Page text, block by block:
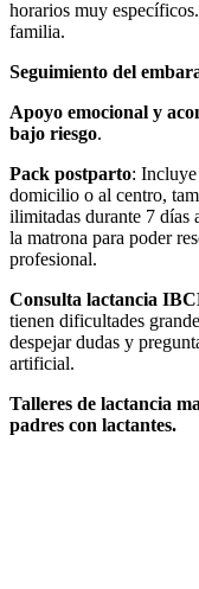
horarios muy
familia.
Seguimiento del
Apoyo emocional y
bajo riesgo.
Pack postparto: Incluye
domicilio o al centro,
ilimitadas durante 7 días
la matrona para poder
profesional.
Consulta lactancia
tienen dificultades
despejar dudas y
artificial.
Talleres de lactancia
padres con lactantes.